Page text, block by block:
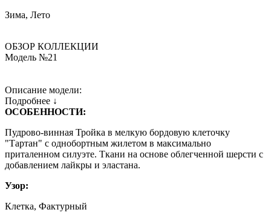
Зима, Лето
ОБЗОР КОЛЛЕКЦИИ
Модель №21
Описание модели:
Подробнее ↓
ОСОБЕННОСТИ:
Пудрово-винная Тройка в мелкую бордовую клеточку
"Тартан" с однобортным жилетом в максимально
приталенном силуэте. Ткани на основе облегченной шерсти с
добавлением лайкры и эластана.
Узор:
Клетка, Фактурный